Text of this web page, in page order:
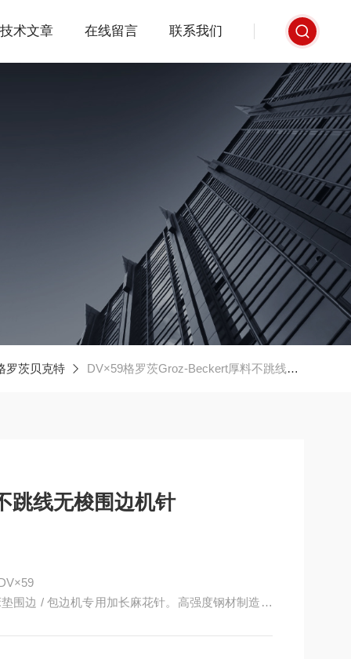
技术文章 在线留言 联系我们
罗茨贝克特 DV×59格罗茨Groz-Beckert厚料不跳线无梭围边机针
跳线无梭围边机针
围边 / 包边机专用加长麻花针。高强度钢材制造，